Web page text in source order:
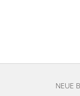
NEUE